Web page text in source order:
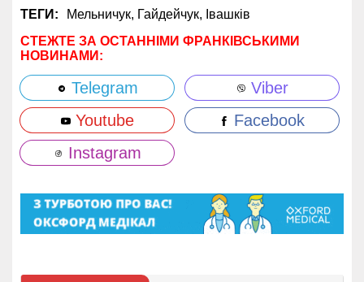
ТЕГИ:
Мельничук, Гайдейчук, Івашків
СТЕЖТЕ ЗА ОСТАННІМИ ФРАНКІВСЬКИМИ
НОВИНАМИ:
Telegram
Viber
Youtube
Facebook
Instagram